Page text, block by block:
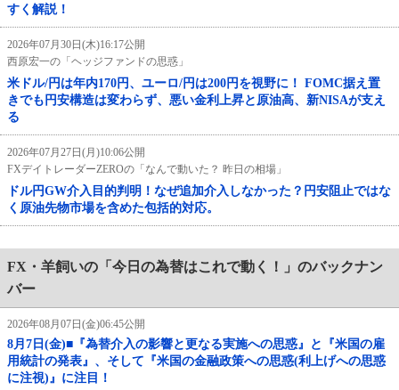
すく解説！
2026年07月30日(木)16:17公開
西原宏一の「ヘッジファンドの思惑」
米ドル/円は年内170円、ユーロ/円は200円を視野に！ FOMC据え置
きでも円安構造は変わらず、悪い金利上昇と原油高、新NISAが支え
る
2026年07月27日(月)10:06公開
FXデイトレーダーZEROの「なんで動いた？ 昨日の相場」
ドル円GW介入目的判明！なぜ追加介入しなかった？円安阻止ではな
く原油先物市場を含めた包括的対応。
FX・羊飼いの「今日の為替はこれで動く！」のバックナン
バー
2026年08月07日(金)06:45公開
8月7日(金)■『為替介入の影響と更なる実施への思惑』と『米国の雇
用統計の発表』、そして『米国の金融政策への思惑(利上げへの思惑
に注視)』に注目！